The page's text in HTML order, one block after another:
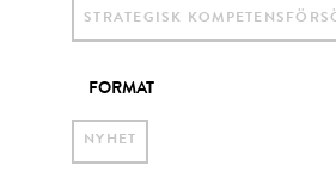
STRATEGISK
FORMAT
NYHET